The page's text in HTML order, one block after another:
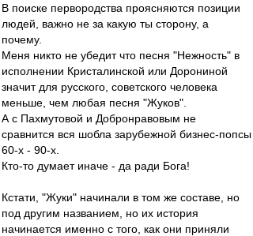
В поиске первородства проясняются позиции
людей, важно не за какую ты сторону, а
почему.
Меня никто не убедит что песня "Нежность" в
исполнении Кристалинской или Дорониной
значит для русского, советского человека
меньше, чем любая песня "Жуков".
А с Пахмутовой и Добронравовым не
сравнится вся шобла зарубежной бизнес-попсы
60-х - 90-х.
Кто-то думает иначе - да ради Бога!
Кстати, "Жуки" начинали в том же составе, но
под другим названием, но их история
начинается именно с того, как они приняли